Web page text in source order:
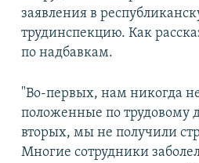
заявления в
трудинспекцию. Как
по надбавкам.
"Во-первых, нам никогда
положенные по трудовому
вторых, мы не получили
Многие сотрудники